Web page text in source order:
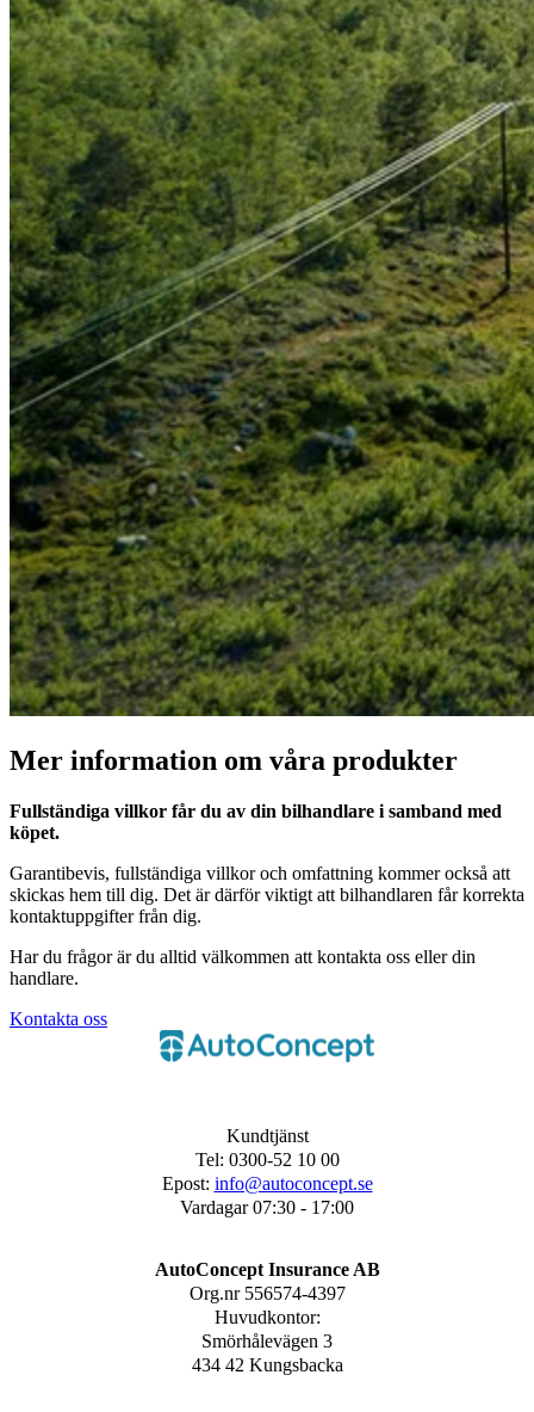
Mer information om våra produkter
Fullständiga villkor får du av din bilhandlare i samband med
köpet.
Garantibevis, fullständiga villkor och omfattning kommer också att
skickas hem till dig. Det är därför viktigt att bilhandlaren får korrekta
kontaktuppgifter från dig.
Har du frågor är du alltid välkommen att kontakta oss eller din
handlare.
Kontakta oss
Kundtjänst
Tel: 0300-52 10 00
Epost: info@autoconcept.se
Vardagar 07:30 - 17:00
AutoConcept Insurance AB
Org.nr 556574-4397
Huvudkontor:
Smörhålevägen 3
434 42 Kungsbacka